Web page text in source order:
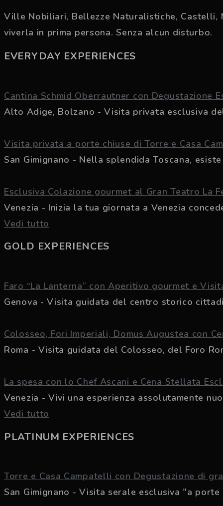
Ville Nobiliari, Bellezze Naturalistiche, Castelli,
viverla in prima persona. Senza alcun disturbo.
EVERYDAY EXPERIENCES
Cantina Schmid Oberrautner con Degustazione
Alto Adige, Bolzano - Visita privata esclusiva
Visita privata a porte chiuse di Torre e Casa
San Gimignano - Nella splendida Toscana,
Esclusiva Colazione gourmet al Gran Teatro La
Venezia - Inizia la tua giornata a Venezia
Vedi tutto
GOLD EXPERIENCES
Faro “La Lanterna” con Aperitivo gourmet e
Genova - Visita guidata del centro storico
Colosseo, Fori Imperiali, Domus Augustea con
Roma - Visita guidata del Colosseo, del Foro
La spesa con lo Chef Ascani e Cena Stellata
Venezia - Vivi una esperienza assolutamente
Vedi tutto
PLATINUM EXPERIENCES
Torre e Casa Campatelli con Degustazione di
San Gimignano - Visita serale esclusiva "a porte